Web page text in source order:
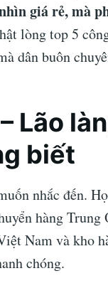
giá rẻ, mà
lòng top 5
dân buôn
Lão
biết
nhắc đến.
hàng
Nam và kho
chóng.